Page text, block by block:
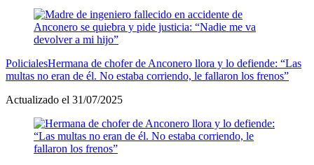
PolicialesHermana de chofer de Anconero llora y lo defiende: “Las
multas no eran de él. No estaba corriendo, le fallaron los frenos”
Actualizado el 31/07/2025